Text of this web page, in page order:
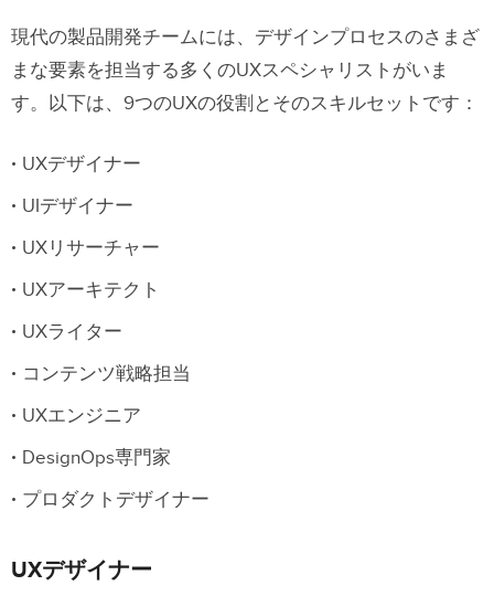
UXリサーチャー
UXアーキテクト
コンテンツ
最適なUXチーム構造とは
集中型デザインチーム構造
組み込み型/分散型デザインチーム構造
柔軟なデザインチーム構造
UXPinを使ったUXチームの連携方法
現代の製品開発チームには、デザインプロセスのさまざ
まな要素を担当する多くのUXスペシャリストがいま
す。以下は、9つのUXの役割とそのスキルセットです：
UXデザイナー
UIデザイナー
UXリサーチャー
UXアーキテクト
UXライター
コンテンツ戦略担当
UXエンジニア
DesignOps専門家
プロダクトデザイナー
UXデザイナー